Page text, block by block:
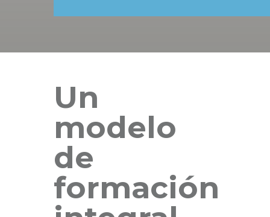
Un
modelo
de
formación